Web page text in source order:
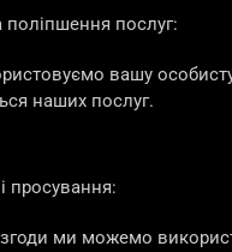
поліпшення послуг:
вашу
наших послуг.
просування:
ми можемо